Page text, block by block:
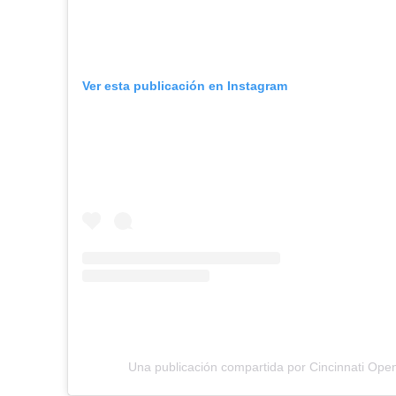
Ver esta publicación en Instagram
Una publicación compartida por Cincinnati